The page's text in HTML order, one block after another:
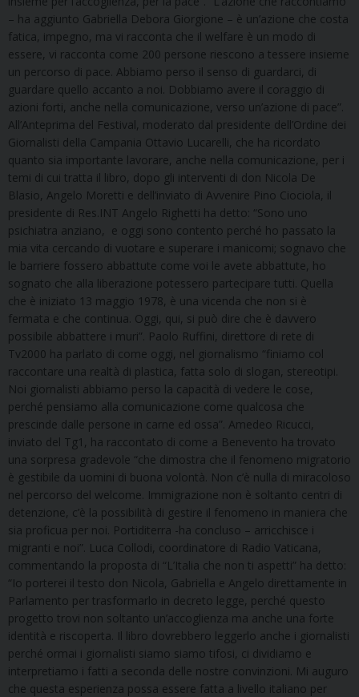
– ha aggiunto Gabriella Debora Giorgione – è un’azione che costa
fatica, impegno, ma vi racconta che il welfare è un modo di
essere, vi racconta come 200 persone riescono a tessere insieme
un percorso di pace. Abbiamo perso il senso di guardarci, di
guardare quello accanto a noi. Dobbiamo avere il coraggio di
azioni forti, anche nella comunicazione, verso un’azione di pace”.
All’Anteprima del Festival, moderato dal presidente dell’Ordine dei
Giornalisti della Campania Ottavio Lucarelli, che ha ricordato
quanto sia importante lavorare, anche nella comunicazione, per i
temi di cui tratta il libro, dopo gli interventi di don Nicola De
Blasio, Angelo Moretti e dell’inviato di Avvenire Pino Ciociola, il
presidente di Res.INT Angelo Righetti ha detto: “Sono uno
psichiatra anziano, e oggi sono contento perché ho passato la
mia vita cercando di vuotare e superare i manicomi; sognavo che
le barriere fossero abbattute come voi le avete abbattute, ho
sognato che alla liberazione potessero partecipare tutti. Quella
che è iniziato 13 maggio 1978, è una vicenda che non si è
fermata e che continua. Oggi, qui, si può dire che è davvero
possibile abbattere i muri”. Paolo Ruffini, direttore di rete di
Tv2000 ha parlato di come oggi, nel giornalismo “finiamo col
raccontare una realtà di plastica, fatta solo di slogan, stereotipi.
Noi giornalisti abbiamo perso la capacità di vedere le cose,
perché pensiamo alla comunicazione come qualcosa che
prescinde dalle persone in carne ed ossa”. Amedeo Ricucci,
inviato del Tg1, ha raccontato di come a Benevento ha trovato
una sorpresa gradevole “che dimostra che il fenomeno migratorio
è gestibile da uomini di buona volontà. Non c’è nulla di miracoloso
nel percorso del welcome. Immigrazione non è soltanto centri di
detenzione, c’è la possibilità di gestire il fenomeno in maniera che
sia proficua per noi. Portiditerra -ha concluso – arricchisce i
migranti e noi”. Luca Collodi, coordinatore di Radio Vaticana,
commentando la proposta di “L’Italia che non ti aspetti” ha detto:
“Io porterei il testo don Nicola, Gabriella e Angelo direttamente in
Parlamento per trasformarlo in decreto legge, perché questo
progetto trovi non soltanto un’accoglienza ma anche una forte
identità e riscoperta. Il libro dovrebbero leggerlo anche i giornalisti
perché ormai i giornalisti siamo siamo tifosi, ci dividiamo e
interpretiamo i fatti a seconda delle nostre convinzioni. Mi auguro
che questa esperienza possa essere fatta a livello italiano per